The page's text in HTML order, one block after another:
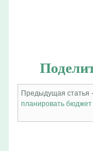
Предыдущая статья -
планировать бюджет